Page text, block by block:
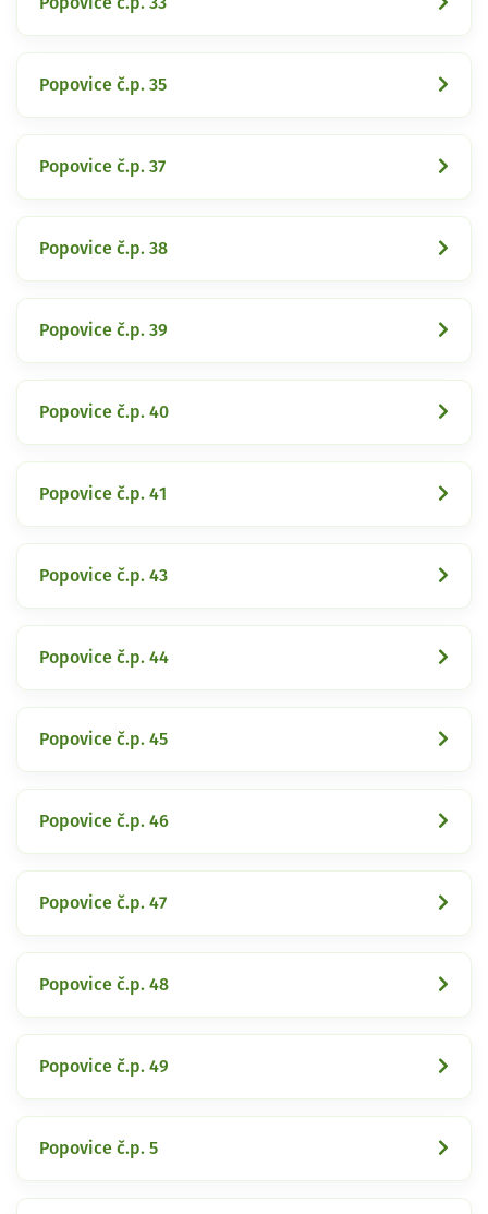
Popovice č.p. 35
Popovice č.p. 37
Popovice č.p. 38
Popovice č.p. 39
Popovice č.p. 40
Popovice č.p. 41
Popovice č.p. 43
Popovice č.p. 44
Popovice č.p. 45
Popovice č.p. 46
Popovice č.p. 47
Popovice č.p. 48
Popovice č.p. 49
Popovice č.p. 5